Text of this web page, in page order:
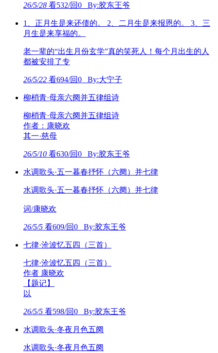
26/5/28 看532/回0 By:胶东王爷
1、正月生是来还债的。 2、二月生是来报恩的。 3、三
月生是来享福的。
老一辈的“出生月份玄学”真的笑死人！每个月出生的人
都被安排了专
26/5/22 看694/回0 By:大宁子
柳梢青·母亲六阕并五律组诗
柳梢青·母亲六阕并五律组诗
作者：康晓欢
其一·慈母
26/5/10 看630/回0 By:胶东王爷
水调歌头·五一暮春抒怀（六阕）并七律
水调歌头·五一暮春抒怀（六阕）并七律
词/康晓欢
26/5/5 看609/回0 By:胶东王爷
七律·沧波忆五四（三首）
七律·沧波忆五四（三首）
作者 康晓欢
【题记】
以
26/5/5 看598/回0 By:胶东王爷
水调歌头·冬夜月色五阕
水调歌头·冬夜月色五阕